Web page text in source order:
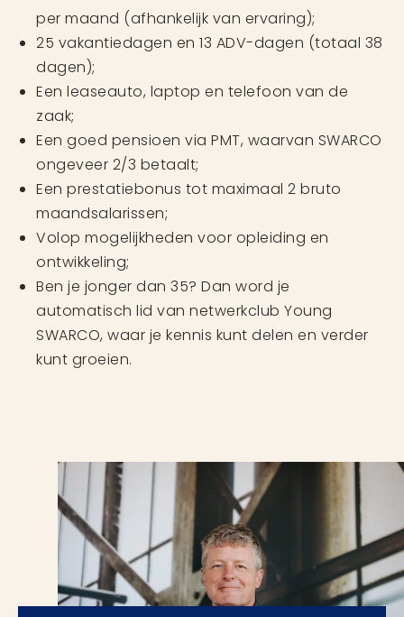
per maand (afhankelijk van ervaring);
25 vakantiedagen en 13 ADV-dagen (totaal 38
dagen);
Een leaseauto, laptop en telefoon van de
zaak;
Een goed pensioen via PMT, waarvan SWARCO
ongeveer 2/3 betaalt;
Een prestatiebonus tot maximaal 2 bruto
maandsalarissen;
Volop mogelijkheden voor opleiding en
ontwikkeling;
Ben je jonger dan 35? Dan word je
automatisch lid van netwerkclub Young
SWARCO, waar je kennis kunt delen en verder
kunt groeien.